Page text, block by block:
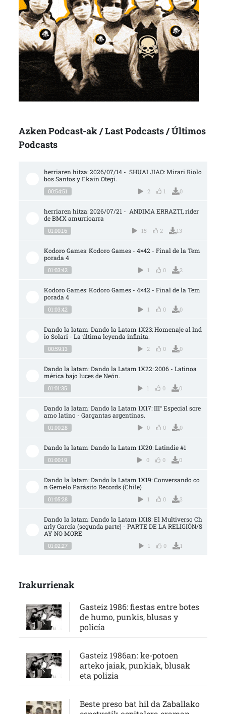
Azken Podcast-ak / Last Podcasts / Últimos
Podcasts
herriaren hitza: 2026/07/14 -  SHUAI JIAO: Mirari Riolo
bos Santos y Ekain Otegi.
00:54:51 2 1 0
herriaren hitza: 2026/07/21 -  ANDIMA ERRAZTI, rider
de BMX amurrioarra
01:00:16 15 2 13
Kodoro Games: Kodoro Games - 4×42 - Final de la Tem
porada 4
01:03:42 1 0 2
Kodoro Games: Kodoro Games - 4×42 - Final de la Tem
porada 4
01:03:42 1 0 0
Dando la latam: Dando la Latam 1X23: Homenaje al Ind
io Solari - La última leyenda infinita.
00:59:13 2 0 0
Dando la latam: Dando la Latam 1X22: 2006 - Latinoa
mérica bajo luces de Neón.
01:01:35 1 0 0
Dando la latam: Dando la Latam 1X17: III° Especial scre
amo latino - Gargantas argentinas.
01:00:28 0 0 0
Dando la latam: Dando la Latam 1X20: Latindie #1
01:00:19 0 0 0
Dando la latam: Dando la Latam 1X19: Conversando co
n Gemelo Parásito Records (Chile)
01:05:28 1 0 3
Dando la latam: Dando la Latam 1X18: El Multiverso Ch
arly García (segunda parte) - PARTE DE LA RELIGIÓN/S
AY NO MORE
01:02:27 1 0 1
Irakurrienak
Gasteiz 1986: fiestas entre botes
de humo, punkis, blusas y
policía
Gasteiz 1986an: ke-potoen
arteko jaiak, punkiak, blusak
eta polizia
Beste preso bat hil da Zaballako